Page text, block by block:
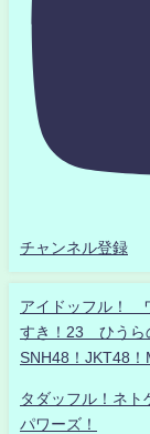
チャンネル登録
アイドッフル！
すき！23 ひうら
SNH48！JKT48
タダッフル！ネ
パワーズ！